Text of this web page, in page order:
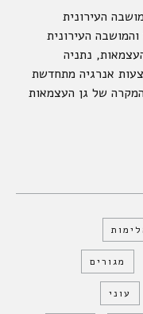
העירונית
העירונית
נתניה
אנרגיה מתחדשת
של גן העצמאות
מגורים
עוני